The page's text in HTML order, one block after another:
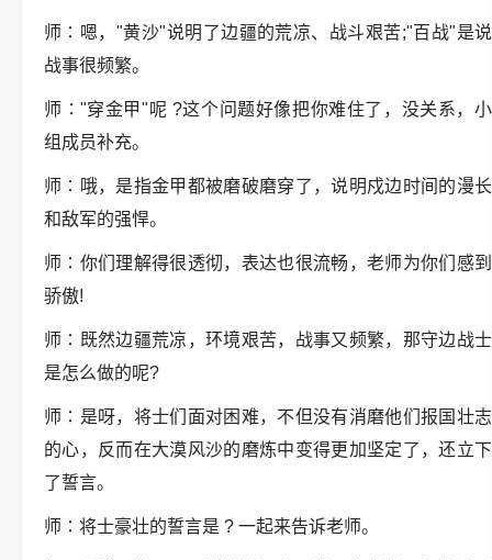
师∶嗯，"黄沙"说明了边疆的荒凉、战斗艰苦;"百战"是说
战事很频繁。
师∶"穿金甲"呢 ?这个问题好像把你难住了，没关系，小
组成员补充。
师∶哦，是指金甲都被磨破磨穿了，说明戍边时间的漫长
和敌军的强悍。
师∶你们理解得很透彻，表达也很流畅，老师为你们感到
骄傲!
师∶既然边疆荒凉，环境艰苦，战事又频繁，那守边战士
是怎么做的呢?
师∶是呀，将士们面对困难，不但没有消磨他们报国壮志
的心，反而在大漠风沙的磨炼中变得更加坚定了，还立下
了誓言。
师∶将士豪壮的誓言是 ? 一起来告诉老师。